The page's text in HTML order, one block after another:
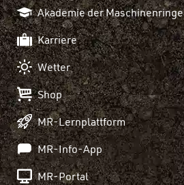
Akademie der Maschinenringe
Karriere
Wetter
Shop
MR-Lernplattform
MR-Info-App
MR-Portal